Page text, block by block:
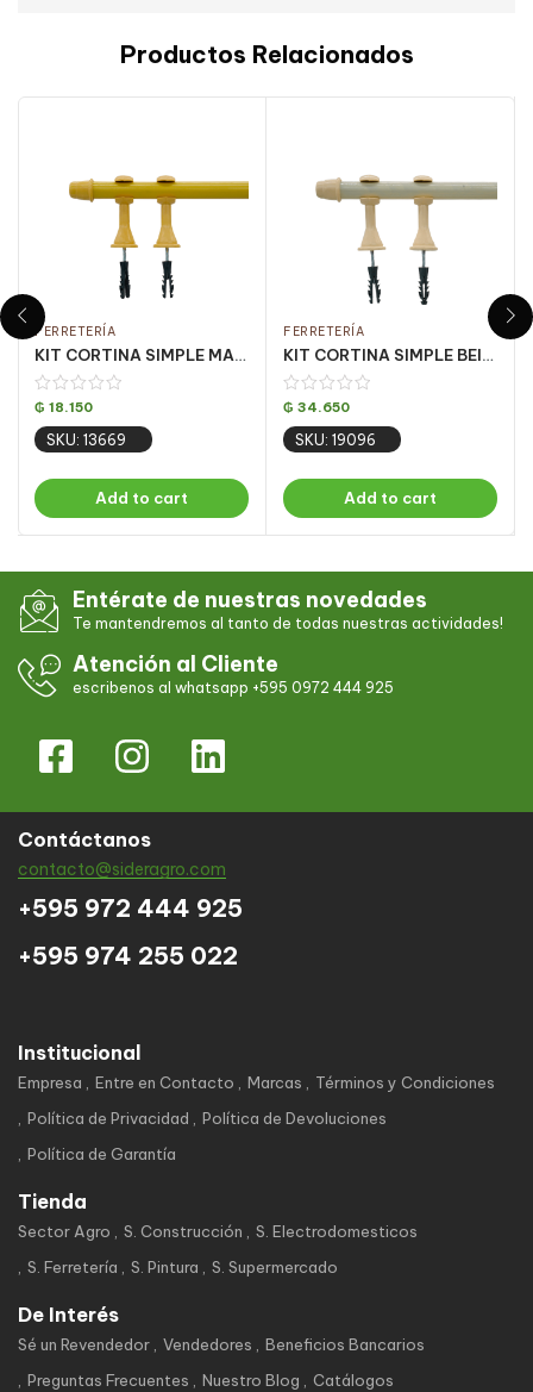
Productos Relacionados
FERRETERÍA
KIT CORTINA SIMPLE MARFIL 1.5 MT (PQT C/ 5 UN)
₲ 18.150
SKU: 13669
Add to cart
FERRETERÍA
KIT CORTINA SIMPLE BEIGE 3 MT (PQT C/ 5 UN)
₲ 34.650
SKU: 19096
Add to cart
Entérate de nuestras novedades
Te mantendremos al tanto de todas nuestras actividades!
Atención al Cliente
escribenos al whatsapp +595 0972 444 925
Contáctanos
contacto@sideragro.com
+595 972 444 925
+595 974 255 022
Institucional
Empresa Entre en Contacto Marcas
Términos y Condiciones
Política de Privacidad
Política de Devoluciones
Política de Garantía
Tienda
Sector Agro S. Construcción
S. Electrodomesticos
S. Ferretería
S. Pintura S. Supermercado
De Interés
Sé un Revendedor Vendedores
Beneficios Bancarios
Preguntas Frecuentes
Nuestro Blog Catálogos